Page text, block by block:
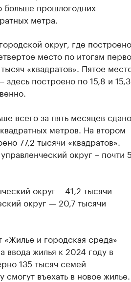
больше прошлогодних
метра.
округ, где построено
место по итогам
«квадратов». Пятое
построено по 15,8 и 15,3
всего за пять месяцев сдано
метров. На втором
77,2 тысячи «квадратов».
округ – почти
округ – 41,2 тысячи
округ — 20,7 тысячи
и городская среда»
ввода жилья к 2024 году в
135 тысяч семей
въехать в новое жилье.